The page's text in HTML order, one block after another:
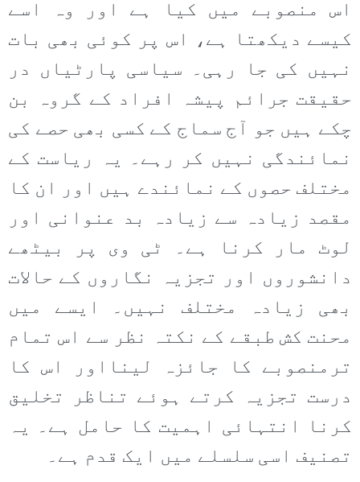
اس منصوبے میں کیا ہے اور وہ اسے
کیسے دیکھتا ہے، اس پر کوئی بھی بات
نہیں کی جا رہی۔ سیاسی پارٹیاں در
حقیقت جرائم پیشہ افراد کے گروہ بن
چکے ہیں جو آج سماج کے کسی بھی حصے کی
نمائندگی نہیں کر رہے۔ یہ ریاست کے
مختلف حصوں کے نمائندے ہیں اور ان کا
مقصد زیادہ سے زیادہ بد عنوانی اور
لوٹ مار کرنا ہے۔ ٹی وی پر بیٹھے
دانشوروں اور تجزیہ نگاروں کے حالات
بھی زیادہ مختلف نہیں۔ ایسے میں
محنت کش طبقے کے نکتہ نظر سے اس تمام
ترمنصوبے کا جائزہ لینااور اس کا
درست تجزیہ کرتے ہوئے تناظر تخلیق
کرنا انتہائی اہمیت کا حامل ہے۔ یہ
تصنیف اسی سلسلے میں ایک قدم ہے۔